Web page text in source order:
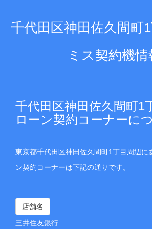
千代田区神田佐久間町
ミス契約機情
千代田区神田佐久間町1
ローン契約コーナーに
東京都千代田区神田佐久間町1丁目周辺に
ン契約コーナーは下記の通りです。
店舗名
三井住友銀行